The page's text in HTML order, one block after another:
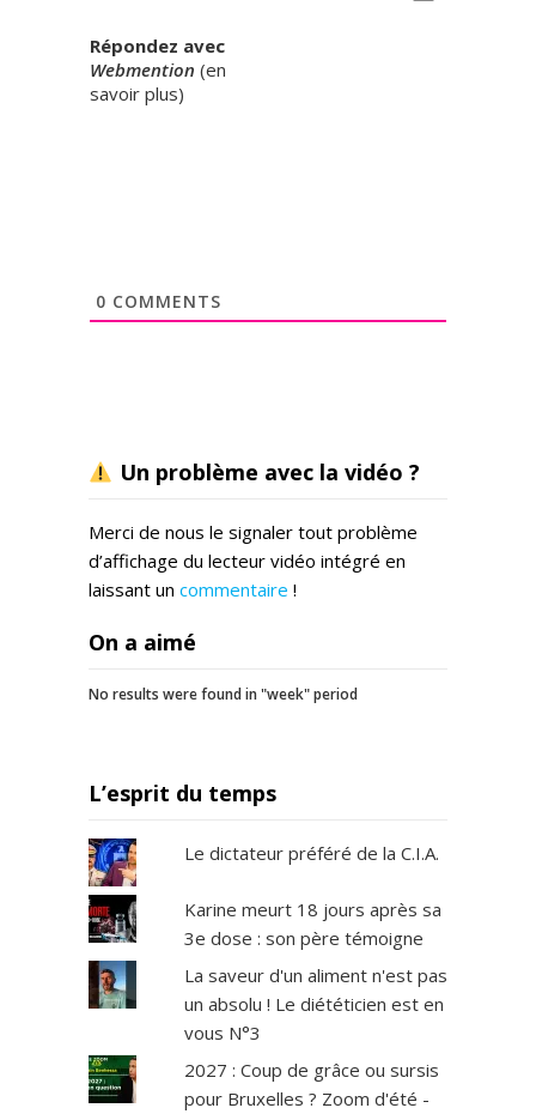
Répondez avec
Webmention (en
savoir plus)
0 COMMENTS
Un problème avec la vidéo ?
Merci de nous le signaler tout problème
d’affichage du lecteur vidéo intégré en
laissant un commentaire !
On a aimé
No results were found in "week" period
L’esprit du temps
Le dictateur préféré de la C.I.A.
Karine meurt 18 jours après sa
3e dose : son père témoigne
La saveur d'un aliment n'est pas
un absolu ! Le diététicien est en
vous N°3
2027 : Coup de grâce ou sursis
pour Bruxelles ? Zoom d'été -